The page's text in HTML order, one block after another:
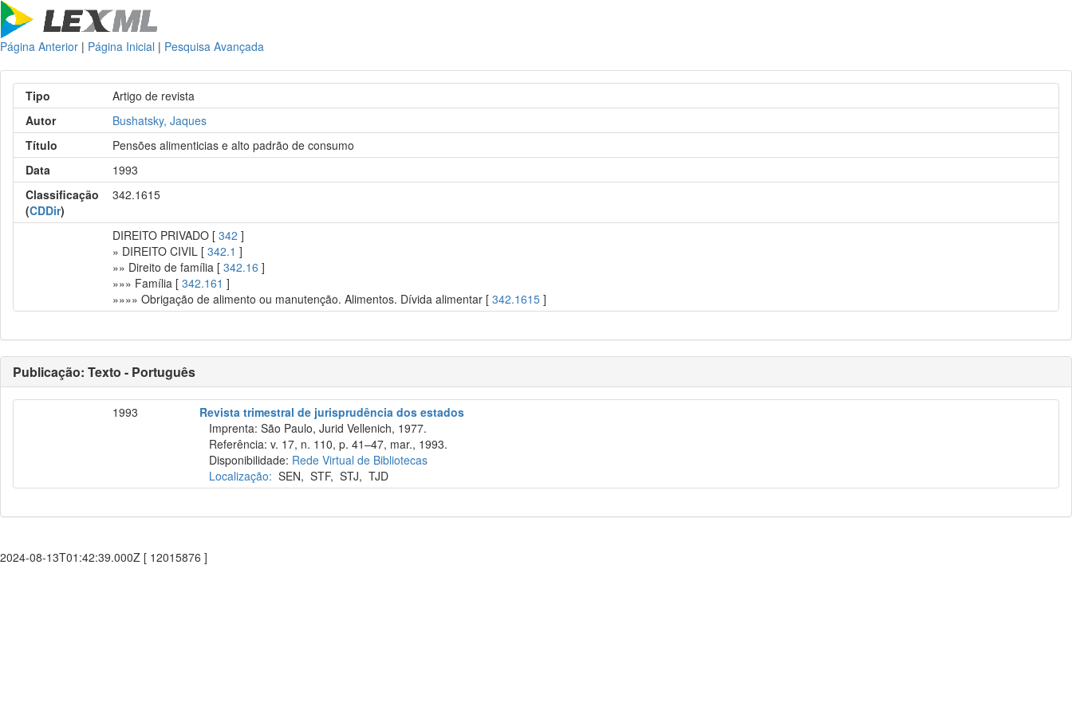
Página Anterior | Página Inicial | Pesquisa Avançada
Tipo
Artigo de revista
Autor
Bushatsky, Jaques
Título
Pensões alimenticias e alto padrão de consumo
Data
1993
Classificação
(CDDir)
342.1615
DIREITO PRIVADO [342 ]
» DIREITO CIVIL [342.1 ]
»» Direito de família [342.16 ]
»»» Família [342.161 ]
»»»» Obrigação de alimento ou manutenção. Alimentos. Dívida alimentar [342.1615 ]
Publicação: Texto - Português
1993
Revista trimestral de jurisprudência dos estados
Imprenta: São Paulo, Jurid Vellenich, 1977.
Referência: v. 17, n. 110, p. 41–47, mar., 1993.
Disponibilidade: Rede Virtual de Bibliotecas
Localização: SEN,STF,STJ,TJD
2024-08-13T01:42:39.000Z [ 12015876 ]